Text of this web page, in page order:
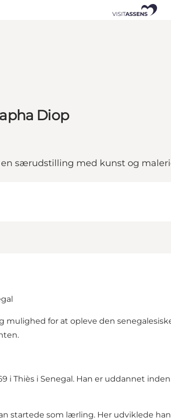
Diop
særudstilling med kunst og
mulighed for at opleve den
i Thiès i Senegal. Han er uddannet
startede som lærling. Her udviklede